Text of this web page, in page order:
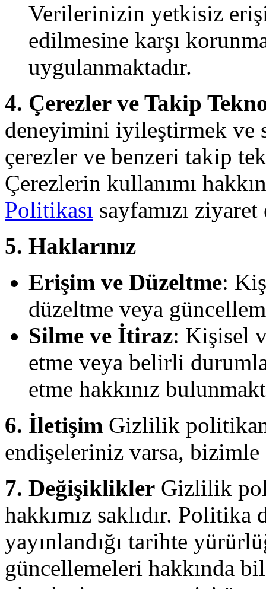
Verilerinizin yetkisiz
edilmesine karşı
uygulanmaktadır.
4. Çerezler ve Takip
deneyimini iyileştirmek ve
çerezler ve benzeri takip
Çerezlerin kullanımı
Politikası sayfamızı
5. Haklarınız
Erişim ve Düzeltme:
düzeltme veya
Silme ve İtiraz: Kişisel
etme veya belirli
etme hakkınız
6. İletişim Gizlilik
endişeleriniz varsa, bizimle
7. Değişiklikler Gizlilik
hakkımız saklıdır.
yayınlandığı tarihte
güncellemeleri hakkında